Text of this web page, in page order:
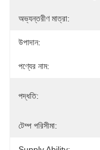
অভ্যন্তরীণ মাত্রা:
উপাদান:
পণ্যের নাম:
পদ্ধতি:
টেম্প পরিসীমা: